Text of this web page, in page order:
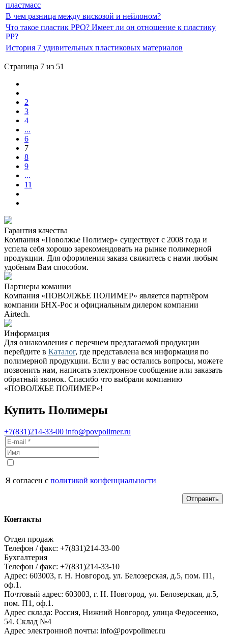
пластмасс
В чем разница между вискозой и нейлоном?
Что такое пластик PPO? Имеет ли он отношение к пластику
PP?
История 7 удивительных пластиковых материалов
Страница 7 из 51
2
3
4
...
6
7
8
9
...
11
Гарантия качества
Компания «Поволжье Полимер» существует с 2008 года и
успела себя хорошо зарекомендовать на рынке полимерной
продукции. Для оформления заказа свяжитесь с нами любым
удобным Вам способом.
Партнеры комании
Компания «ПОВОЛЖЬЕ ПОЛИМЕР» является партнёром
компании БНХ-Рос и официальным дилером компании
Airtech.
Информация
Для ознакомления с перечнем предлагаемой продукции
перейдите в Каталог, где представлена вся информация по
полимерной продукции. Если у вас остались вопросы, можете
позвонить нам, написать электронное сообщение или заказать
обратный звонок. Спасибо что выбрали компанию
«ПОВОЛЖЬЕ ПОЛИМЕР»!
Купить Полимеры
+7(831)214-33-00 info@povpolimer.ru
Я согласен с политикой конфенциальности
Отправить
Контакты
Отдел продаж
Телефон / факс: +7(831)214-33-00
Бухгалтерия
Телефон / факс: +7(831)214-33-10
Адрес: 603003, г. Н. Новгород, ул. Белозерская, д.5, пом. П1,
оф.1.
Почтовый адрес: 603003, г. Н. Новгород, ул. Белозерская, д.5,
пом. П1, оф.1.
Адрес склада: Россия, Нижний Новгород, улица Федосеенко,
54. Склад №4
Адрес электронной почты: info@povpolimer.ru